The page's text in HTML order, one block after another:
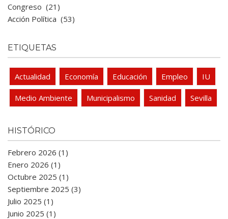
Congreso (21)
Acción Política (53)
ETIQUETAS
Actualidad Economía Educación Empleo IU
Medio Ambiente Municipalismo Sanidad Sevilla
HISTÓRICO
Febrero 2026 (1)
Enero 2026 (1)
Octubre 2025 (1)
Septiembre 2025 (3)
Julio 2025 (1)
Junio 2025 (1)